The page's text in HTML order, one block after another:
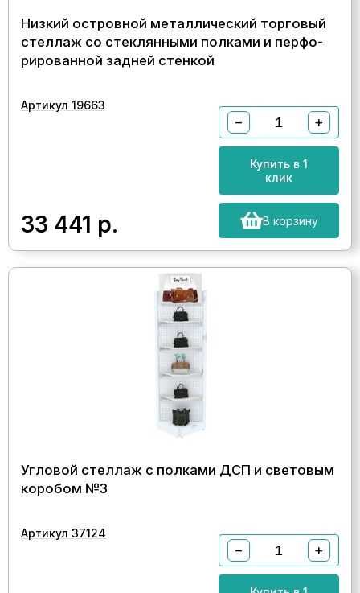
Низкий островной металлический торговый
стеллаж со стеклянными полками и перфо-
рированной задней стенкой
Артикул 19663
33 441 р.
− +
Купить в 1
клик
В корзину
Угловой стеллаж с полками ДСП и световым
коробом №3
Артикул 37124
− +